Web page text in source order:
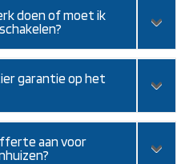
doen of moet ik
garantie op het
aan voor